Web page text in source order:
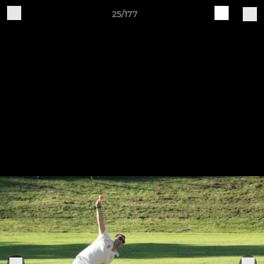
25/177